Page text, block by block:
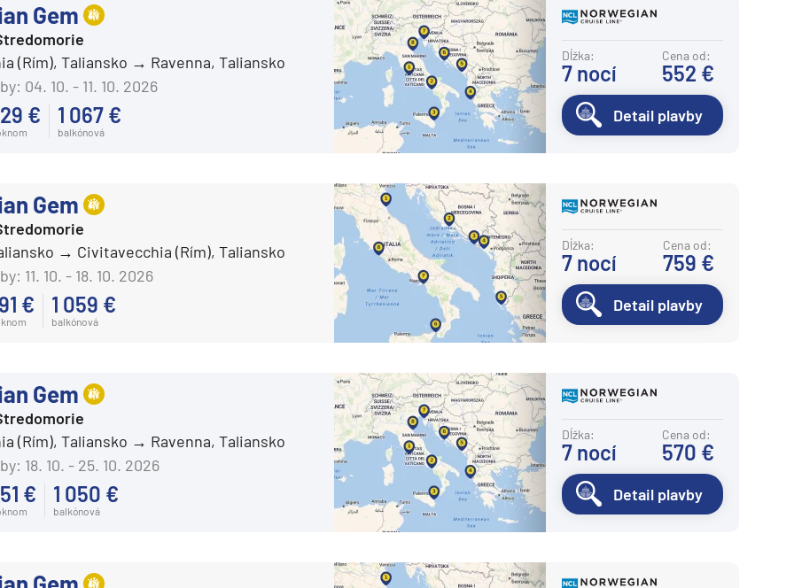
Gem
(Rím), Taliansko
Ravenna, Taliansko
04. 10. - 11. 10. 2026
€ 1 067 €
balkónová
Dĺžka:
7 nocí
Cena od:
552 €
Detail plavby
Gem
Civitavecchia (Rím), Taliansko
11. 10. - 18. 10. 2026
€ 1 059 €
balkónová
Dĺžka:
7 nocí
Cena od:
759 €
Detail plavby
Gem
(Rím), Taliansko
Ravenna, Taliansko
18. 10. - 25. 10. 2026
€ 1 050 €
balkónová
Dĺžka:
7 nocí
Cena od:
570 €
Detail plavby